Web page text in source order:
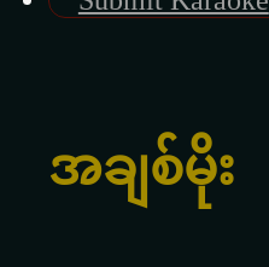
အချစ်မိုး